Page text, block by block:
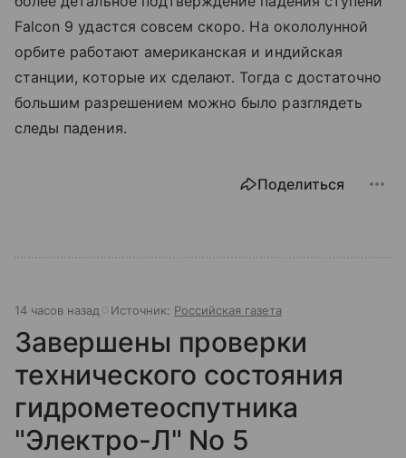
Falcon 9 удастся совсем скоро. На окололунной
орбите работают американская и индийская
станции, которые их сделают. Тогда с достаточно
большим разрешением можно было разглядеть
следы падения.
Поделиться
14 часов назад Источник: Российская газета
Завершены проверки
технического состояния
гидрометеоспутника
"Электро-Л" No 5